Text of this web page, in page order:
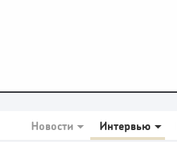
Новости Интервью